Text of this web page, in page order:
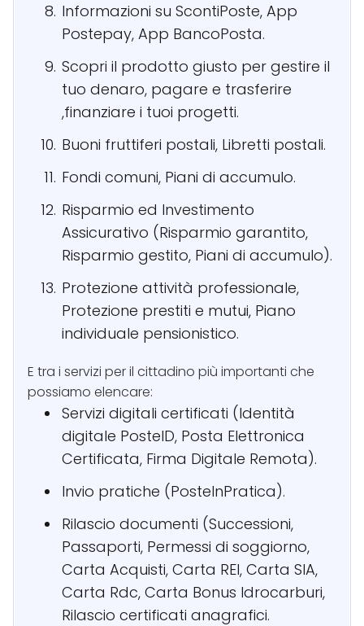
Informazioni su ScontiPoste, App
Postepay, App BancoPosta.
Scopri il prodotto giusto per gestire il
tuo denaro, pagare e trasferire
,finanziare i tuoi progetti.
Buoni fruttiferi postali, Libretti postali.
Fondi comuni, Piani di accumulo.
Risparmio ed Investimento
Assicurativo (Risparmio garantito,
Risparmio gestito, Piani di accumulo).
Protezione attività professionale,
Protezione prestiti e mutui, Piano
individuale pensionistico.
E tra i servizi per il cittadino più importanti che
possiamo elencare:
Servizi digitali certificati (Identità
digitale PosteID, Posta Elettronica
Certificata, Firma Digitale Remota).
Invio pratiche (PosteInPratica).
Rilascio documenti (Successioni,
Passaporti, Permessi di soggiorno,
Carta Acquisti, Carta REI, Carta SIA,
Carta Rdc, Carta Bonus Idrocarburi,
Rilascio certificati anagrafici.